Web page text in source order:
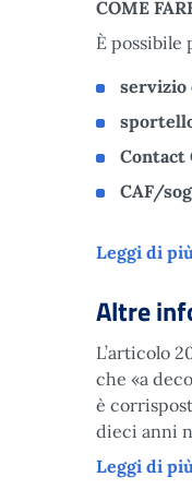
COME
È possibile
servizio
Contact
CAF/
Leggi di
Altre
L’articolo
che «a
è
dieci anni
Leggi di